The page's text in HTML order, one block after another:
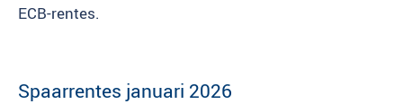
ECB-rentes.
Spaarrentes januari 2026